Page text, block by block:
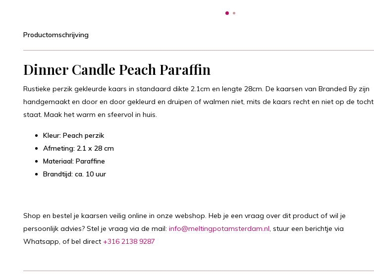
Productomschrijving
Dinner Candle Peach Paraffin
Rustieke perzik gekleurde kaars in standaard dikte 2.1cm en lengte 28cm. De kaarsen van Branded By zijn
handgemaakt en door en door gekleurd en druipen of walmen niet, mits de kaars recht en niet op de tocht
staat. Maak het warm en sfeervol in huis.
Kleur: Peach perzik
Afmeting: 2.1 x 28 cm
Materiaal: Paraffine
Brandtijd: ca. 10 uur
Shop en bestel je kaarsen veilig online in onze webshop. Heb je een vraag over dit product of wil je
persoonlijk advies? Stel je vraag via de mail: info@meltingpotamsterdam.nl, stuur een berichtje via
Whatsapp, of bel direct +316 2138 9287